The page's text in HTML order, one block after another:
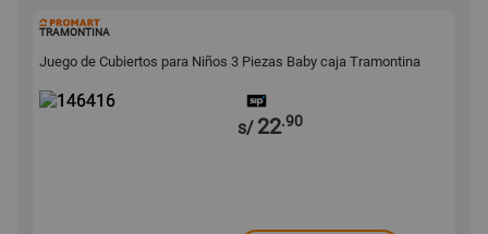
TRAMONTINA
Juego de Cubiertos para Niños 3 Piezas Baby caja Tramontina
s/ 22.90